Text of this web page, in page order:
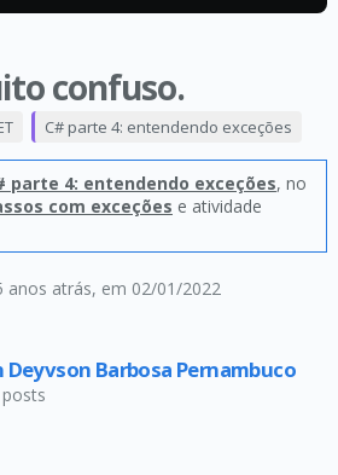
confuso.
anos atrás, em 02/01/2022
C# parte 4: entendendo exceções
parte 4: entendendo exceções, no
com exceções e atividade
Deyvson Barbosa Pernambuco
posts